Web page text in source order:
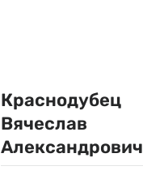
Краснодубец
Вячеслав
Александрович